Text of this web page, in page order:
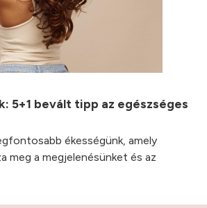
5+1 bevált tipp az egészséges
ékességünk, amely
meg a megjelenésünket és az